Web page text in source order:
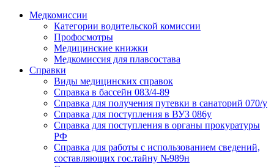
Медкомиссии
Категории водительской комиссии
Профосмотры
Медицинские книжки
Медкомиссия для плавсостава
Справки
Виды медицинских справок
Справка в бассейн 083/4-89
Справка для получения путевки в санаторий 070/у
Справка для поступления в ВУЗ 086у
Справка для поступления в органы прокуратуры
РФ
Справка для работы с использованием сведений,
составляющих гос.тайну №989н